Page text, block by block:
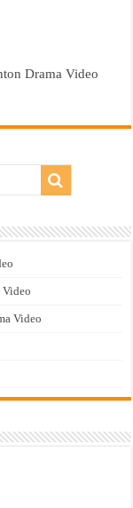
Drama Video
Video
Video